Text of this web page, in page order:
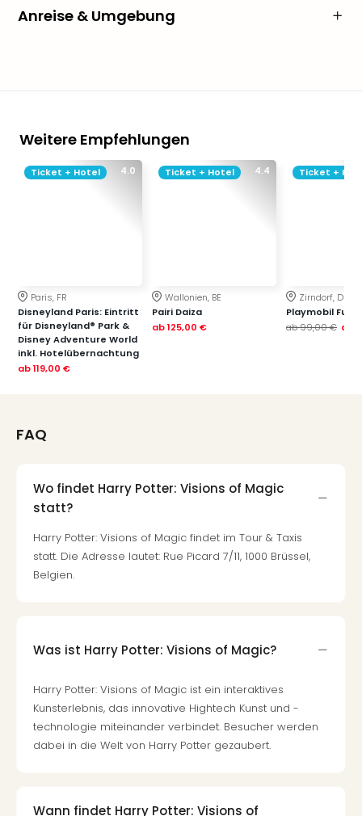
Anreise & Umgebung
Weitere Empfehlungen
4.0
Ticket + Hotel
Paris, FR
Disneyland Paris: Eintritt
für Disneyland® Park &
Disney Adventure World
inkl. Hotelübernachtung
ab119,00 €
4.4
Ticket + Hotel
Wallonien, BE
Pairi Daiza
ab125,00 €
Ticket +
Zirndorf, DE
Playmobil
ab99,00 € ab
FAQ
Wo findet Harry Potter: Visions of Magic
statt?
Harry Potter: Visions of Magic findet im Tour & Taxis
statt. Die Adresse lautet: Rue Picard 7/11, 1000 Brüssel,
Belgien.
Was ist Harry Potter: Visions of Magic?
Harry Potter: Visions of Magic ist ein interaktives
Kunsterlebnis, das innovative Hightech Kunst und -
technologie miteinander verbindet. Besucher werden
dabei in die Welt von Harry Potter gezaubert.
Wann findet Harry Potter: Visions of